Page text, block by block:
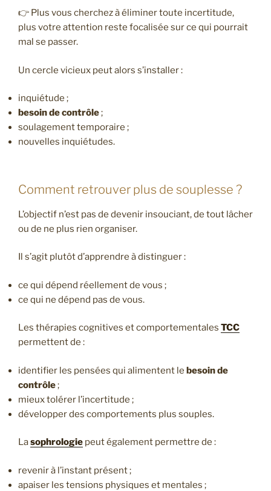
👉 Plus vous cherchez à éliminer toute incertitude,
plus votre attention reste focalisée sur ce qui pourrait
mal se passer.
Un cercle vicieux peut alors s’installer :
inquiétude ;
besoin de contrôle;
soulagement temporaire ;
nouvelles inquiétudes.
Comment retrouver plus de souplesse ?
L’objectif n’est pas de devenir insouciant, de tout lâcher
ou de ne plus rien organiser.
Il s’agit plutôt d’apprendre à distinguer :
ce qui dépend réellement de vous ;
ce qui ne dépend pas de vous.
Les thérapies cognitives et comportementales TCC
permettent de :
identifier les pensées qui alimentent le besoin de
contrôle;
mieux tolérer l’incertitude ;
développer des comportements plus souples.
Lasophrologie peut également permettre de :
revenir à l’instant présent ;
apaiser les tensions physiques et mentales ;